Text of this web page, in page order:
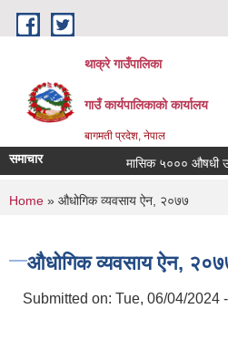
Skip to main content
थाक्रे गाउँपालिका
गाउँ कार्यपालिकाको कार्यालय
बागमती प्रदेश, नेपाल
समाचार मासिक ५००० औषधी
You are here
Home » औधोगिक व्यवसाय ऐन, २०७७
औधोगिक व्यवसाय ऐन,
Submitted on: Tue, 06/04/2024